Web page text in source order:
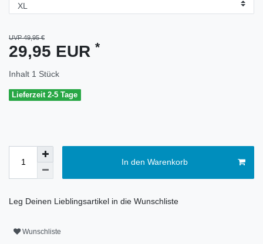
UVP 49,95 €
29,95 EUR *
Inhalt 1 Stück
Lieferzeit 2-5 Tage
In den Warenkorb
Leg Deinen Lieblingsartikel in die Wunschliste
Wunschliste